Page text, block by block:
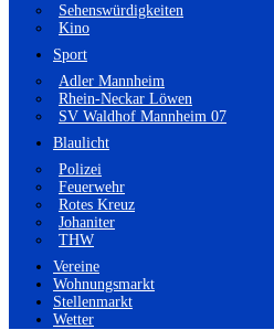
Sehenswürdigkeiten
Kino
Sport
Adler Mannheim
Rhein-Neckar Löwen
SV Waldhof Mannheim 07
Blaulicht
Polizei
Feuerwehr
Rotes Kreuz
Johaniter
THW
Vereine
Wohnungsmarkt
Stellenmarkt
Wetter